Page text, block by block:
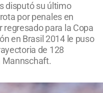
disputó su último
por penales en
regresado para la Copa
en Brasil 2014 le puso
de 128
Mannschaft.